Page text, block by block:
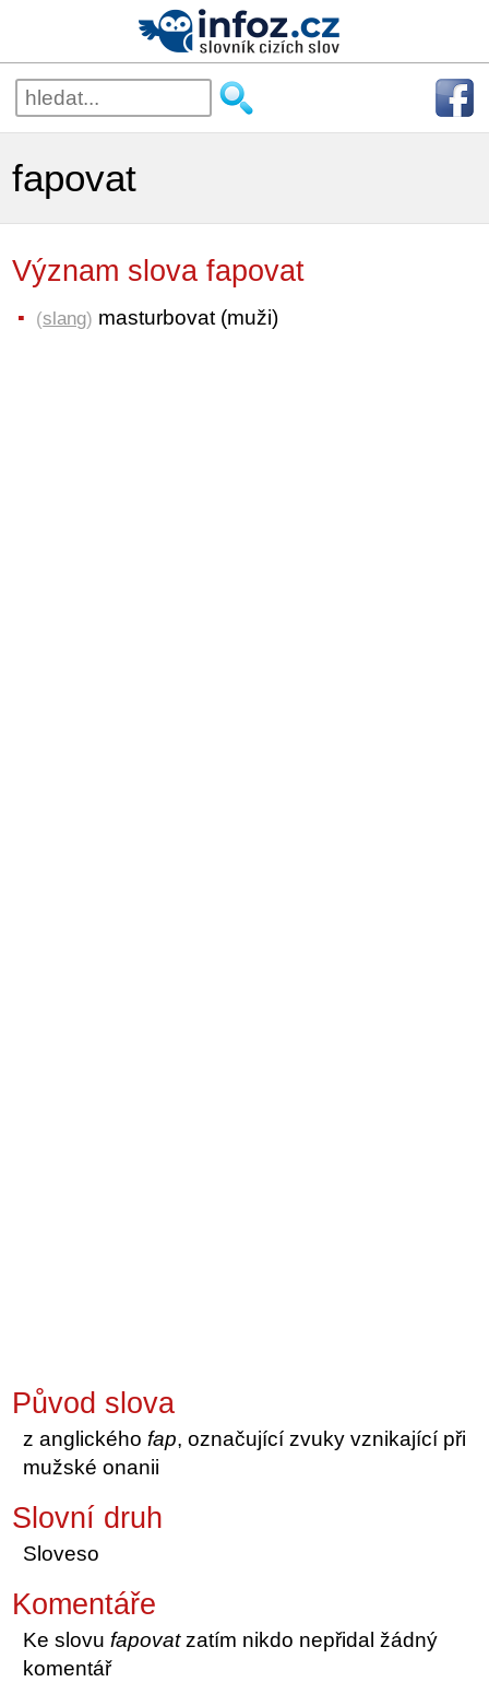
fapovat
Význam slova fapovat
(slang) masturbovat (muži)
Původ slova
z anglického fap, označující zvuky vznikající při
mužské onanii
Slovní druh
Sloveso
Komentáře
Ke slovu fapovatzatím nikdo nepřidal žádný
komentář